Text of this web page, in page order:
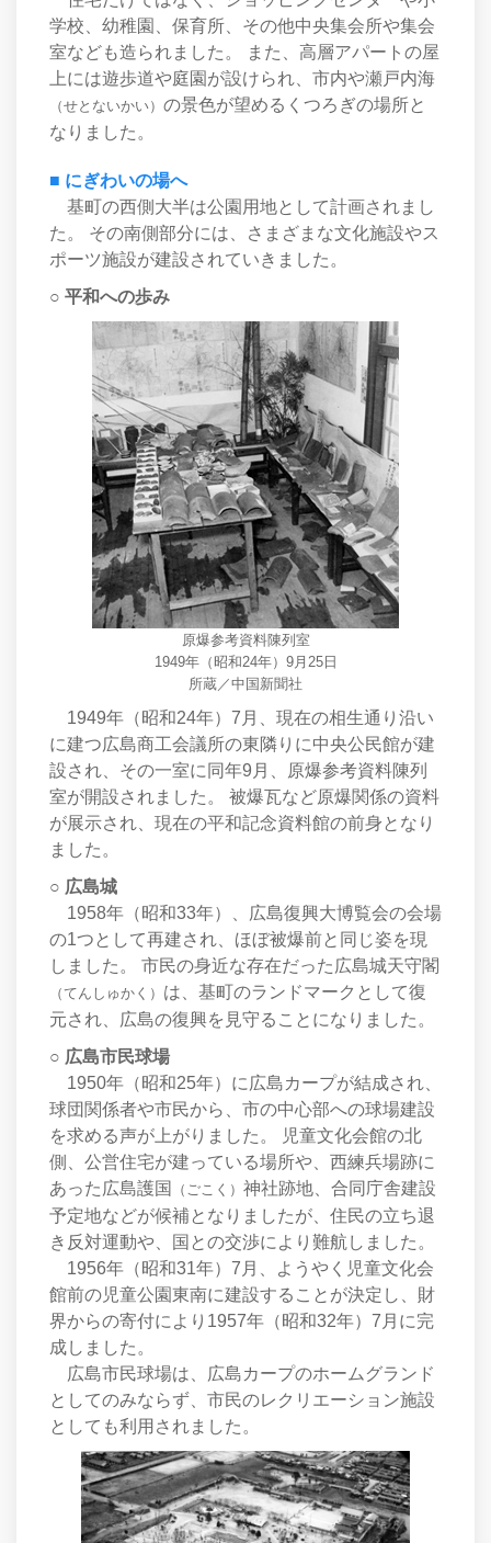
学校、幼稚園、保育所、その他中央集会所や集会
室なども造られました。 また、高層アパートの屋
上には遊歩道や庭園が設けられ、市内や瀬戸内海
（せとないかい） の景色が望めるくつろぎの場所と
なりました。
■ にぎわいの場へ
基町の西側大半は公園用地として計画されまし
た。 その南側部分には、さまざまな文化施設やス
ポーツ施設が建設されていきました。
○ 平和への歩み
原爆参考資料陳列室
1949年（昭和24年）9月25日
所蔵／中国新聞社
1949年（昭和24年）7月、現在の相生通り沿い
に建つ広島商工会議所の東隣りに中央公民館が建
設され、その一室に同年9月、原爆参考資料陳列
室が開設されました。 被爆瓦など原爆関係の資料
が展示され、現在の平和記念資料館の前身となり
ました。
○ 広島城
1958年（昭和33年）、広島復興大博覧会の会場
の1つとして再建され、ほぼ被爆前と同じ姿を現
しました。 市民の身近な存在だった広島城天守閣
（てんしゅかく） は、基町のランドマークとして復
元され、広島の復興を見守ることになりました。
○ 広島市民球場
1950年（昭和25年）に広島カープが結成され、
球団関係者や市民から、市の中心部への球場建設
を求める声が上がりました。 児童文化会館の北
側、公営住宅が建っている場所や、西練兵場跡に
あった広島護国
（ごこく） 神社跡地、合同庁舎建設
予定地などが候補となりましたが、住民の立ち退
き反対運動や、国との交渉により難航しました。
1956年（昭和31年）7月、ようやく児童文化会
館前の児童公園東南に建設することが決定し、財
界からの寄付により1957年（昭和32年）7月に完
成しました。
広島市民球場は、広島カープのホームグランド
としてのみならず、市民のレクリエーション施設
としても利用されました。